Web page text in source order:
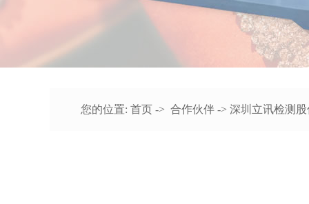
您的位置: 首页 -> 合作伙伴 -> 深圳立讯检测